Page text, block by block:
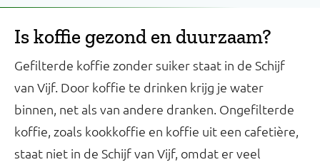
Is koffie gezond en duurzaam?
Gefilterde koffie zonder suiker staat in de Schijf
van Vijf. Door koffie te drinken krijg je water
binnen, net als van andere dranken. Ongefilterde
koffie, zoals kookkoffie en koffie uit een cafetière,
staat niet in de Schijf van Vijf, omdat er veel